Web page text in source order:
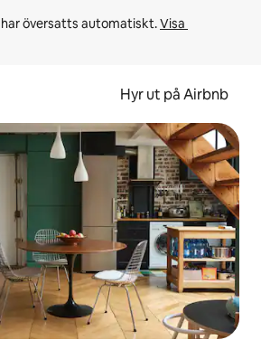
översatts automatiskt. Visa
Hyr ut på Airbnb